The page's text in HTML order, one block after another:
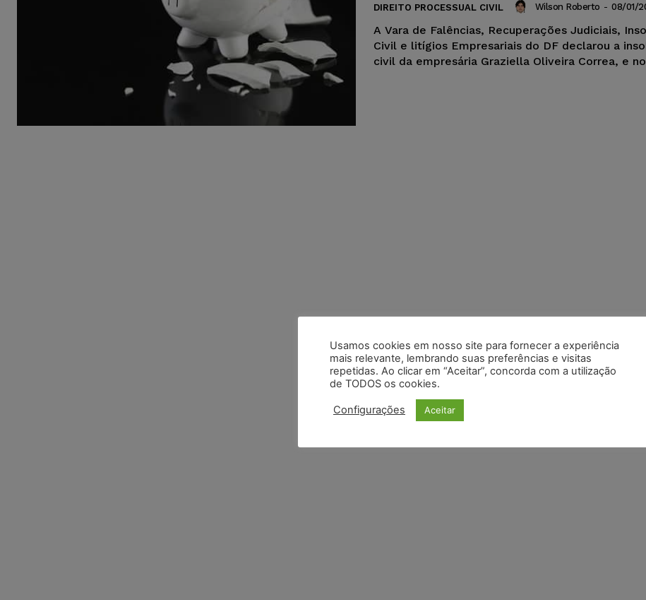
DIREITO PROCESSUAL CIVIL Wilson Roberto - 08/01/
A Vara de Falências, Recuperações Judiciais,
Civil e litígios Empresariais do DF declarou a
civil da empresária Graziella Oliveira Correa, e
Usamos cookies em nosso site para fornecer a experiência
mais relevante, lembrando suas preferências e visitas
repetidas. Ao clicar em “Aceitar”, concorda com a utilização
de TODOS os cookies.
Configurações Aceitar